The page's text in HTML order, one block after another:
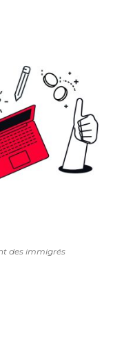
des immigrés